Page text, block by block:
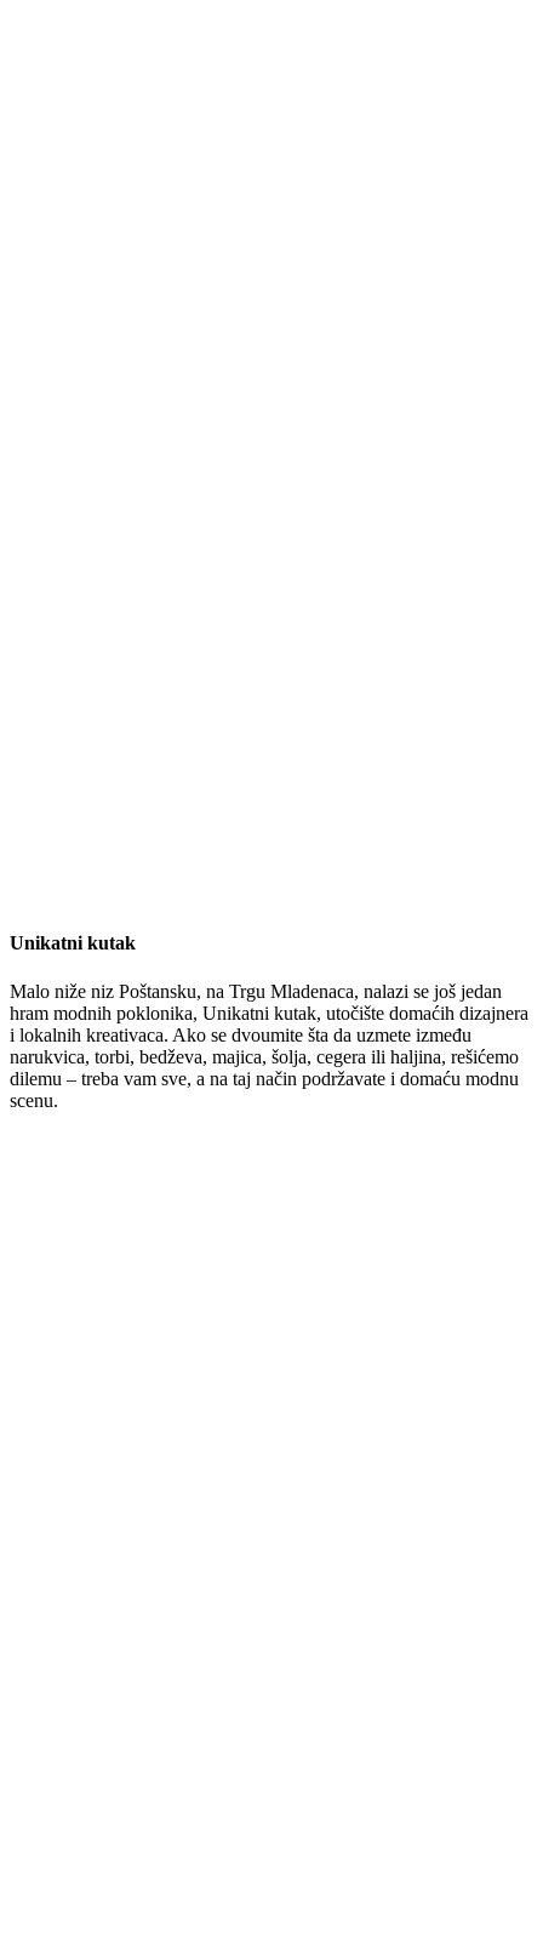
Unikatni kutak
Malo niže niz Poštansku, na Trgu Mladenaca, nalazi se još jedan
hram modnih poklonika, Unikatni kutak, utočište domaćih dizajnera
i lokalnih kreativaca. Ako se dvoumite šta da uzmete između
narukvica, torbi, bedževa, majica, šolja, cegera ili haljina, rešićemo
dilemu – treba vam sve, a na taj način podržavate i domaću modnu
scenu.